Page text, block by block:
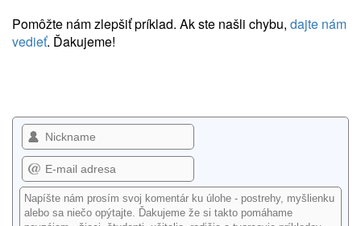
Pomôžte nám zlepšiť príklad. Ak ste našli chybu, dajte nám
vedieť. Ďakujeme!